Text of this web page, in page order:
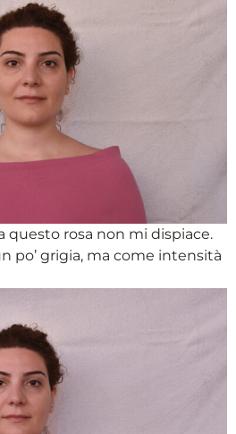
questo rosa non mi dispiace.
po’ grigia, ma come intensità